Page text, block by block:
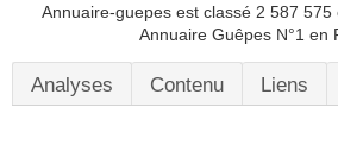
Annuaire-guepes est classé 2 587 575
Annuaire Guêpes N°1 en
Analyses Contenu Liens